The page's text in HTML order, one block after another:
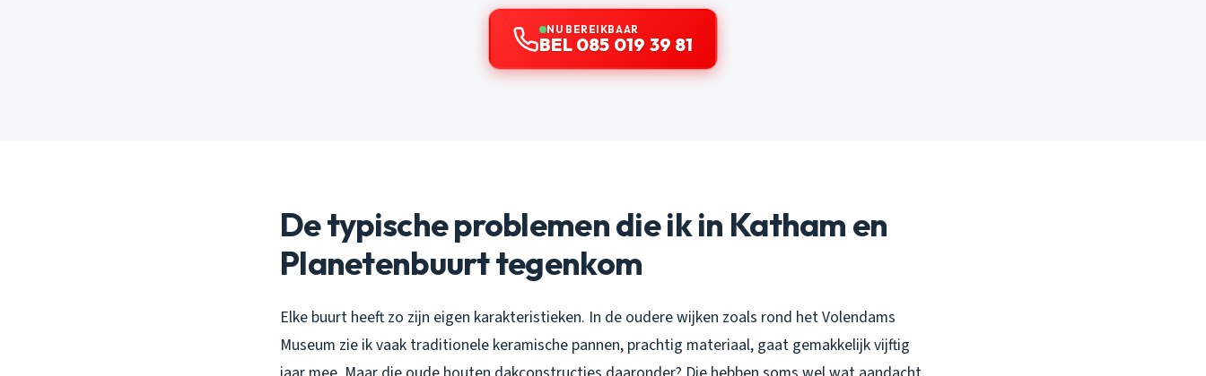
NU BEREIKBAAR
BEL 085 019 39 81
De typische problemen die ik in Katham en
Planetenbuurt tegenkom
Elke buurt heeft zo zijn eigen karakteristieken. In de oudere wijken zoals rond het Volendams
Museum zie ik vaak traditionele keramische pannen, prachtig materiaal, gaat gemakkelijk vijftig